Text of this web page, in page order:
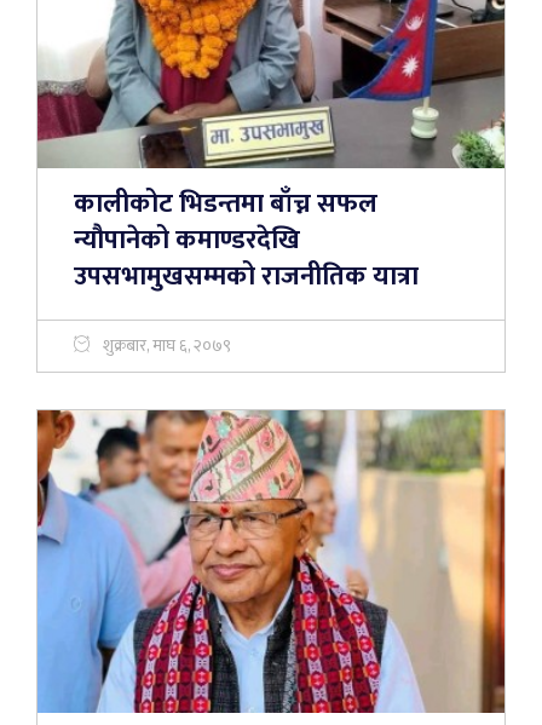
कालीकोट भिडन्तमा बाँच्न सफल
न्यौपानेको कमाण्डरदेखि
उपसभामुखसम्मको राजनीतिक यात्रा
शुक्रबार, माघ ६, २०७९